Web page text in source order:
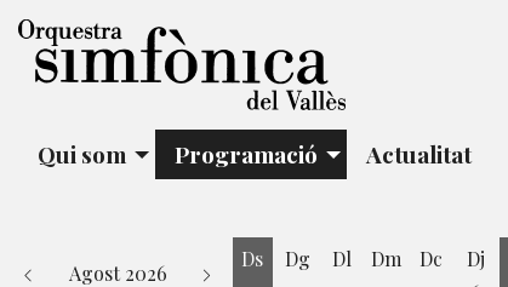
Qui som Programació Actualitat
Agost 2026
Ds
Dg
Dl
Dm
Dc
Dj